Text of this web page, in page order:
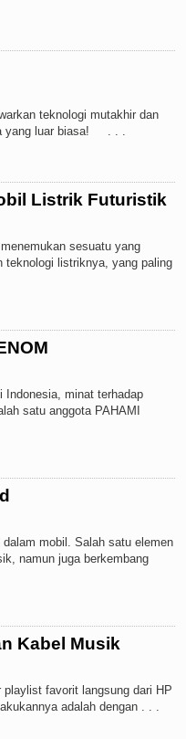
teknologi mutakhir dan
yang luar biasa! . . .
Listrik Futuristik
sesuatu yang
listriknya, yang paling
Indonesia, minat terhadap
satu anggota PAHAMI
mobil. Salah satu elemen
namun juga berkembang
Kabel Musik
favorit langsung dari HP
adalah dengan . . .